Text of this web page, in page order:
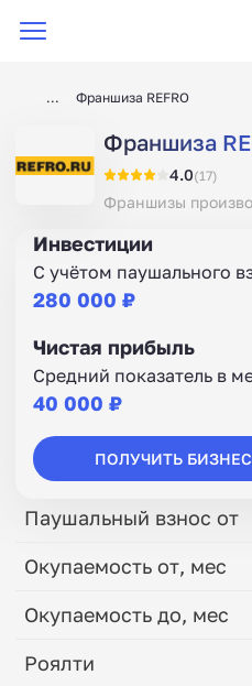
Франшиза REFRO
Франшиза
4.0(17)
Франшизы
Инвестиции
С учётом паушального
280 000 ₽
Чистая прибыль
Средний показатель в
40 000 ₽
ПОЛУЧИТЬ
Паушальный взнос от
Окупаемость от, мес
Окупаемость до, мес
Роялти